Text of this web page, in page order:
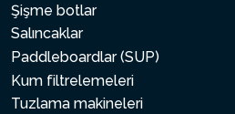
Şişme botlar
Salıncaklar
Paddleboardlar (SUP)
Kum filtrelemeleri
Tuzlama makineleri